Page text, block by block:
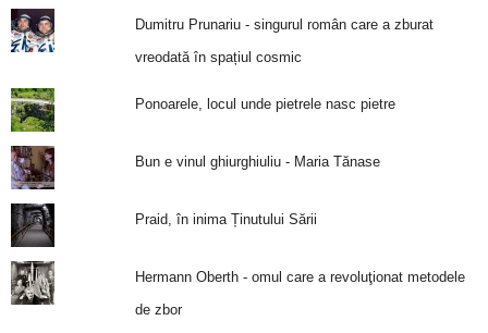
Dumitru Prunariu - singurul român care a zburat
vreodată în spațiul cosmic
Ponoarele, locul unde pietrele nasc pietre
Bun e vinul ghiurghiuliu - Maria Tănase
Praid, în inima Ținutului Sării
Hermann Oberth - omul care a revoluţionat metodele
de zbor